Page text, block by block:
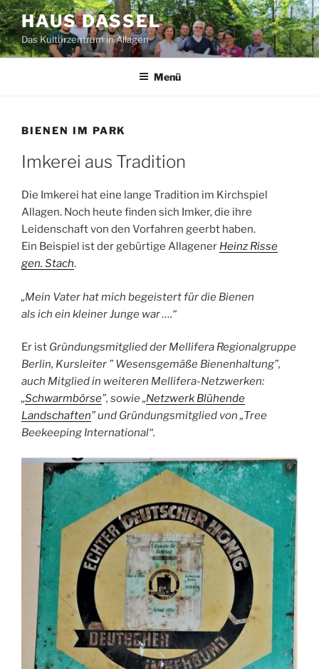
Zum
Inhalt
springen
HAUS DASSEL
Das Kulturzentrum in Allagen
Menü
BIENEN IM PARK
Imkerei aus Tradition
Die Imkerei hat eine lange Tradition im Kirchspiel
Allagen. Noch heute finden sich Imker, die ihre
Leidenschaft von den Vorfahren geerbt haben.
Ein Beispiel ist der gebürtige Allagener Heinz Risse
gen. Stach.
„Mein Vater hat mich begeistert für die Bienen
als ich ein kleiner Junge war ….“
Er ist Gründungsmitglied der Mellifera Regionalgruppe
Berlin, Kursleiter ” Wesensgemäße Bienenhaltung”,
auch Mitglied in weiteren Mellifera-Netzwerken:
„Schwarmbörse”, sowie „Netzwerk Blühende
Landschaften” und Gründungsmitglied von „Tree
Beekeeping International“.